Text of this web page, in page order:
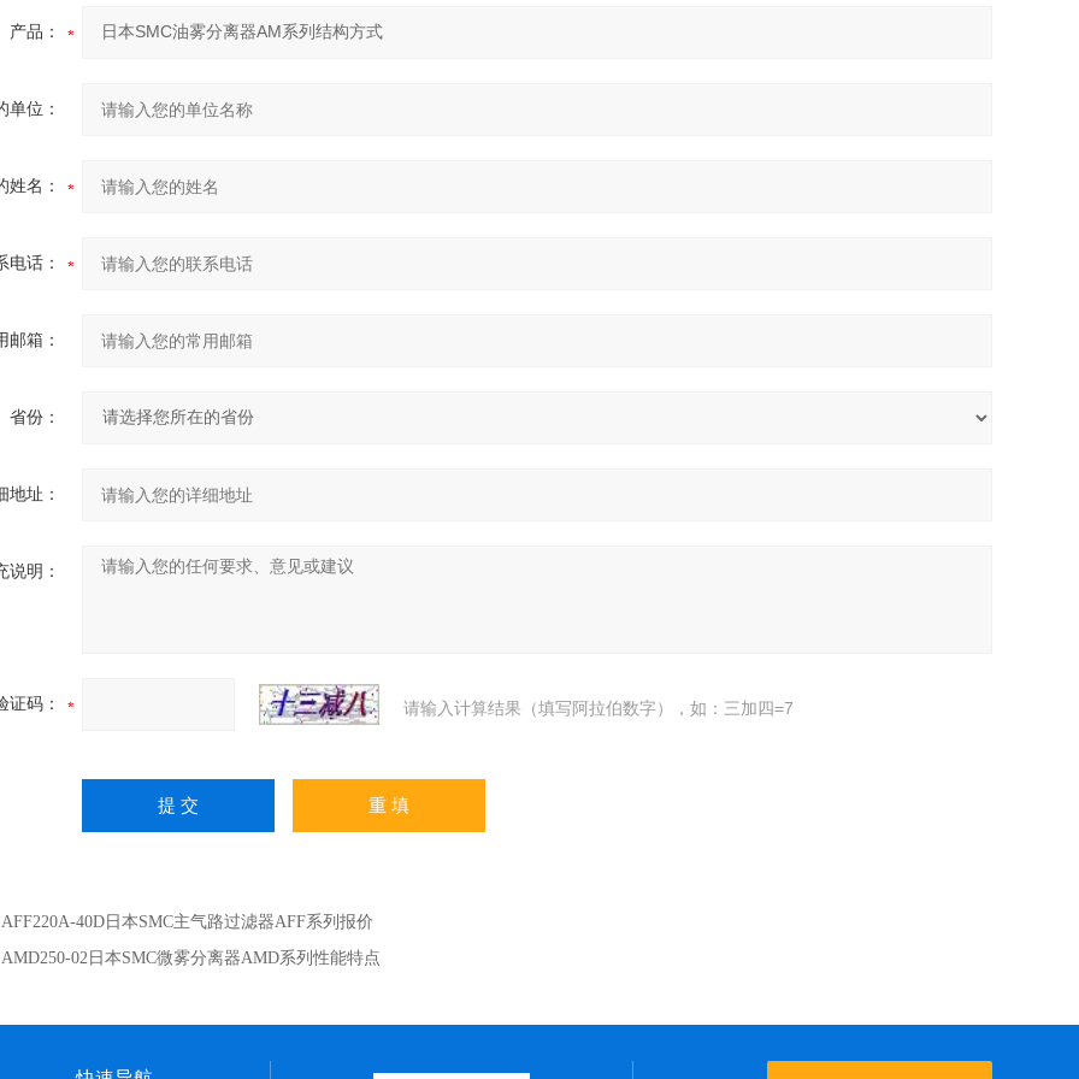
产品：
单位：
姓名：
电话：
邮箱：
省份：
地址：
说明：
证码： 请输入计算结果（填写阿拉伯数字），如：三加四=7
AFF220A-40D日本SMC主气路过滤器AFF系列报价
AMD250-02日本SMC微雾分离器AMD系列性能特点